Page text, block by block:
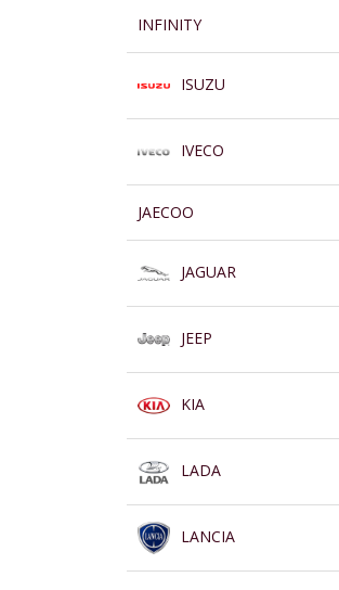
INFINITY
ISUZU
IVECO
JAECOO
JAGUAR
JEEP
KIA
LADA
LANCIA